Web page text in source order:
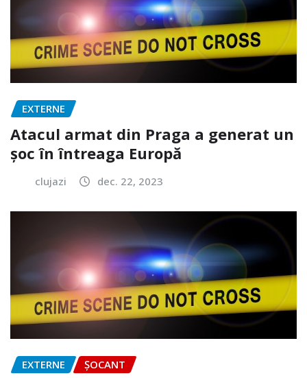
EXTERNE
Atacul armat din Praga a generat un
șoc în întreaga Europă
clujazi dec. 22, 2023
EXTERNE ȘOCANT